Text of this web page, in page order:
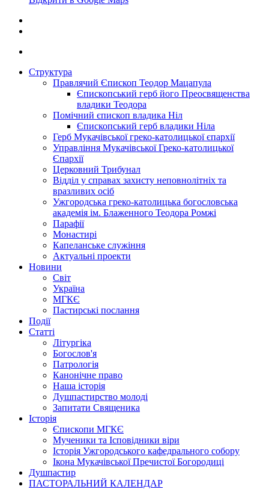
Структура
Правлячий Єпископ Теодор Мацапула
Єпископський герб його Преосвященства
владики Теодора
Помічний єпископ владика Ніл
Єпископський герб владики Ніла
Герб Мукачівської греко-католицької єпархії
Управління Мукачівської Греко-католицької
Єпархії
Церковний Трибунал
Відділ у справах захисту неповнолітніх та
вразливих осіб
Ужгородська греко-католицька богословська
академія ім. Блаженного Теодора Ромжі
Парафії
Монастирі
Капеланське служіння
Актуальні проекти
Новини
Світ
Україна
МГКЄ
Пастирські послання
Події
Статті
Літургіка
Богослов'я
Патрологія
Канонічне право
Наша історія
Душпастирство молоді
Запитати Священика
Історія
Єпископи МГКЄ
Мученики та Ісповідники віри
Історія Ужгородського кафедрального собору
Ікона Мукачівської Пречистої Богородиці
Душпастир
ПАСТОРАЛЬНИЙ КАЛЕНДАР